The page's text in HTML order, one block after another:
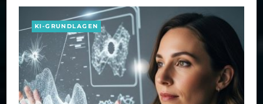
KI-GRUNDLAGEN